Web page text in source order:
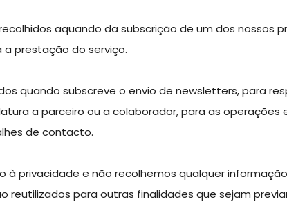
aquando da subscrição de um dos nossos
prestação do serviço.
quando subscreve o envio de newsletters, para
a parceiro ou a colaborador, para as
de contacto.
à privacidade e não recolhemos qualquer
reutilizados para outras finalidades que sejam